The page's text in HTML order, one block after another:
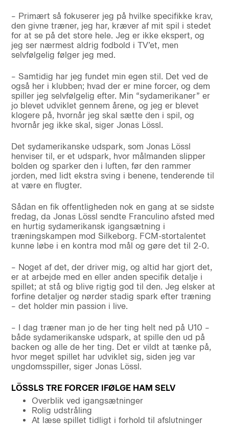
– Primært så fokuserer jeg på hvilke specifikke krav,
den givne træner, jeg har, kræver af mit spil i stedet
for at se på det store hele. Jeg er ikke ekspert, og
jeg ser nærmest aldrig fodbold i TV’et, men
selvfølgelig følger jeg med.
– Samtidig har jeg fundet min egen stil. Det ved de
også her i klubben; hvad der er mine forcer, og dem
spiller jeg selvfølgelig efter. Min “sydamerikaner” er
jo blevet udviklet gennem årene, og jeg er blevet
klogere på, hvornår jeg skal sætte den i spil, og
hvornår jeg ikke skal, siger Jonas Lössl.
Det sydamerikanske udspark, som Jonas Lössl
henviser til, er et udspark, hvor målmanden slipper
bolden og sparker den i luften, før den rammer
jorden, med lidt ekstra sving i benene, tenderende til
at være en flugter.
Sådan en fik offentligheden nok en gang at se sidste
fredag, da Jonas Lössl sendte Franculino afsted med
en hurtig sydamerikansk igangsætning i
træningskampen mod Silkeborg. FCM-stortalentet
kunne løbe i en kontra mod mål og gøre det til 2-0.
– Noget af det, der driver mig, og altid har gjort det,
er at arbejde med en eller anden specifik detalje i
spillet; at stå og blive rigtig god til den. Jeg elsker at
forfine detaljer og nørder stadig spark efter træning
– det holder min passion i live.
– I dag træner man jo de her ting helt ned på U10 –
både sydamerikanske udspark, at spille den ud på
backen og alle de her ting. Det er vildt at tænke på,
hvor meget spillet har udviklet sig, siden jeg var
ungdomsspiller, siger Jonas Lössl.
LÖSSLS TRE FORCER IFØLGE HAM SELV
Overblik ved igangsætninger
Rolig udstråling
At læse spillet tidligt i forhold til afslutninger